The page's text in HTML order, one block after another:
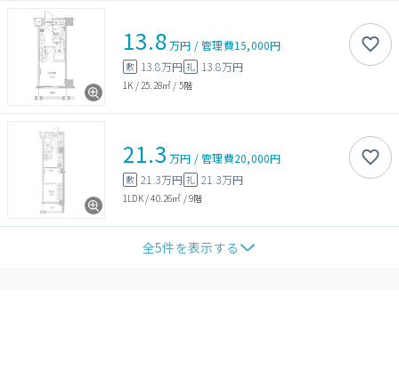
13.8万円 /管理費15,000円
敷 13.8万円 礼 13.8万円
1K / 25.28㎡ / 5階
21.3 万円 /管理費20,000円
敷 21.3万円 礼 21.3万円
1LDK/40.26㎡ /9階
全5件を表示する